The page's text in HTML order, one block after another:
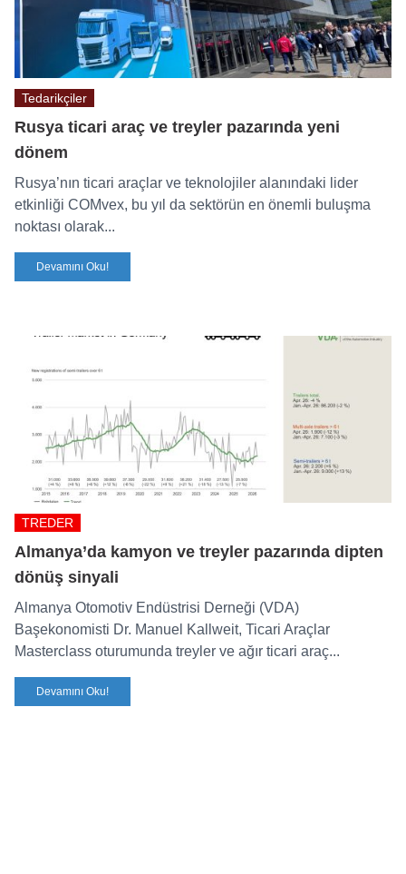
Tedarikçiler
Rusya ticari araç ve treyler pazarında yeni
dönem
Rusya’nın ticari araçlar ve teknolojiler alanındaki lider
etkinliği COMvex, bu yıl da sektörün en önemli buluşma
noktası olarak...
Devamını Oku!
TREDER
Almanya’da kamyon ve treyler pazarında dipten
dönüş sinyali
Almanya Otomotiv Endüstrisi Derneği (VDA)
Başekonomisti Dr. Manuel Kallweit, Ticari Araçlar
Masterclass oturumunda treyler ve ağır ticari araç...
Devamını Oku!